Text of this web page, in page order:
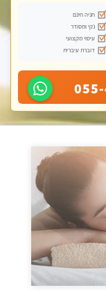
חניה חינם
נקי ומסודר
עיסוי מקצועי
דוברת עיברית